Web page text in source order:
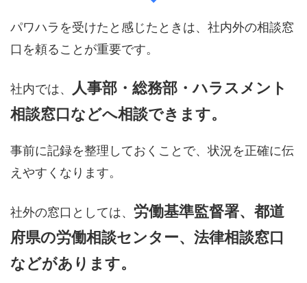
パワハラを受けたと感じたときは、社内外の相談窓
口を頼ることが重要です。
社内では、 人事部・総務部・ハラスメント
相談窓口などへ相談できます。
事前に記録を整理しておくことで、状況を正確に伝
えやすくなります。
社外の窓口としては、 労働基準監督署、都道
府県の労働相談センター、法律相談窓口
などがあります。